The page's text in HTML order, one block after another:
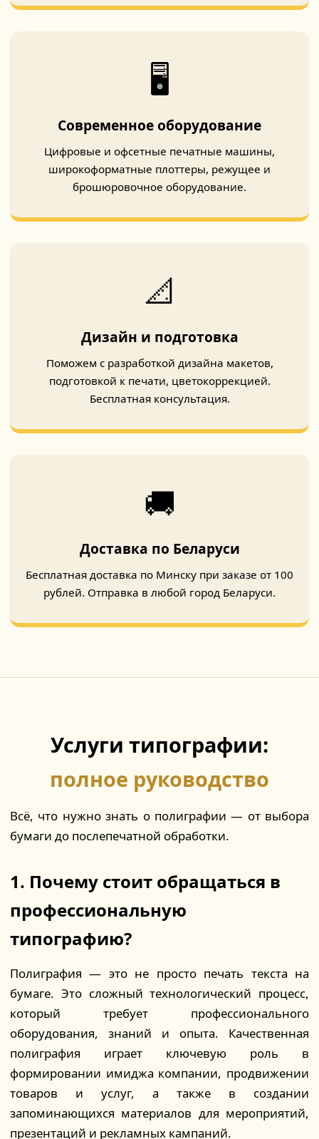
🖥️
Современное оборудование
Цифровые и офсетные печатные машины,
широкоформатные плоттеры, режущее и
брошюровочное оборудование.
📐
Дизайн и подготовка
Поможем с разработкой дизайна макетов,
подготовкой к печати, цветокоррекцией.
Бесплатная консультация.
🚚
Доставка по Беларуси
Бесплатная доставка по Минску при заказе от 100
рублей. Отправка в любой город Беларуси.
Услуги типографии:
полное руководство
Всё, что нужно знать о полиграфии — от выбора
бумаги до послепечатной обработки.
1. Почему стоит обращаться в
профессиональную
типографию?
Полиграфия — это не просто печать текста на
бумаге. Это сложный технологический процесс,
который требует профессионального
оборудования, знаний и опыта. Качественная
полиграфия играет ключевую роль в
формировании имиджа компании, продвижении
товаров и услуг, а также в создании
запоминающихся материалов для мероприятий,
презентаций и рекламных кампаний.